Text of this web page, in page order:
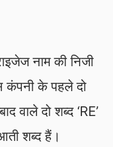
नाम की निजी
कंपनी के पहले दो
वाले दो शब्द ‘RE’
शब्‍द हैं।